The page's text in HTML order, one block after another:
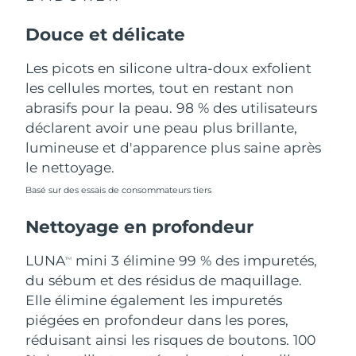
Douce et délicate
Les picots en silicone ultra-doux exfolient
les cellules mortes, tout en restant non
abrasifs pour la peau. 98 % des utilisateurs
déclarent avoir une peau plus brillante,
lumineuse et d'apparence plus saine après
le nettoyage.
Basé sur des essais de consommateurs tiers
Nettoyage en profondeur
LUNATM
mini 3 élimine 99 % des impuretés,
du sébum et des résidus de maquillage.
Elle élimine également les impuretés
piégées en profondeur dans les pores,
réduisant ainsi les risques de boutons. 100
Philippines
Pologne Livraison estimée8/10/26
Portugal Livraison estimée8/9/26
Porto Rico Livraison estimée8/11/26
La Réunion Livraison estimée
Roumanie Livraison estimée8/9/26
Russie Livraison estimée
Arabie saoudite Livraison estimée